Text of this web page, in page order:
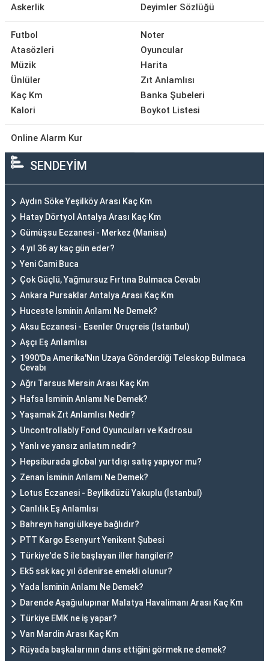
Askerlik
Deyimler Sözlüğü
Futbol
Atasözleri
Müzik
Ünlüler
Kaç Km
Kalori
Noter
Oyuncular
Harita
Zıt Anlamlısı
Banka Şubeleri
Boykot Listesi
Online Alarm Kur
SENDEYİM
Aydın Söke Yeşilköy Arası Kaç Km
Hatay Dörtyol Antalya Arası Kaç Km
Gümüşsu Eczanesi - Merkez (Manisa)
4 yıl 36 ay kaç gün eder?
Yeni Cami Buca
Çok Güçlü, Yağmursuz Fırtına Bulmaca Cevabı
Ankara Pursaklar Antalya Arası Kaç Km
Huceste İsminin Anlamı Ne Demek?
Aksu Eczanesi - Esenler Oruçreis (İstanbul)
Aşçı Eş Anlamlısı
1990'Da Amerika'Nın Uzaya Gönderdiği Teleskop Bulmaca
Cevabı
Ağrı Tarsus Mersin Arası Kaç Km
Hafsa İsminin Anlamı Ne Demek?
Yaşamak Zıt Anlamlısı Nedir?
Uncontrollably Fond Oyuncuları ve Kadrosu
Yanlı ve yansız anlatım nedir?
Hepsiburada global yurtdışı satış yapıyor mu?
Zenan İsminin Anlamı Ne Demek?
Lotus Eczanesi - Beylikdüzü Yakuplu (İstanbul)
Canlılık Eş Anlamlısı
Bahreyn hangi ülkeye bağlıdır?
PTT Kargo Esenyurt Yenikent Şubesi
Türkiye'de S ile başlayan iller hangileri?
Ek5 ssk kaç yıl ödenirse emekli olunur?
Yada İsminin Anlamı Ne Demek?
Darende Aşağıulupınar Malatya Havalimanı Arası Kaç Km
Türkiye EMK ne iş yapar?
Van Mardin Arası Kaç Km
Rüyada başkalarının dans ettiğini görmek ne demek?